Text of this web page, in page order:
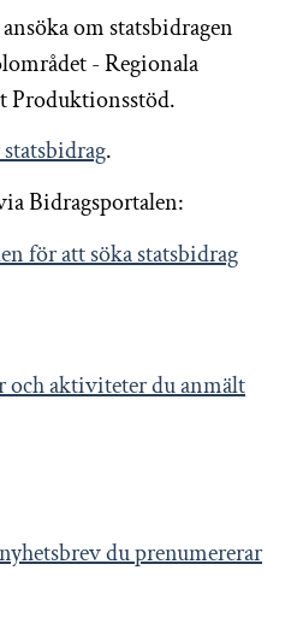
om statsbidragen
- Regionala
Produktionsstöd.
.
Bidragsportalen:
för att söka statsbidrag
och aktiviteter du anmält
du prenumererar